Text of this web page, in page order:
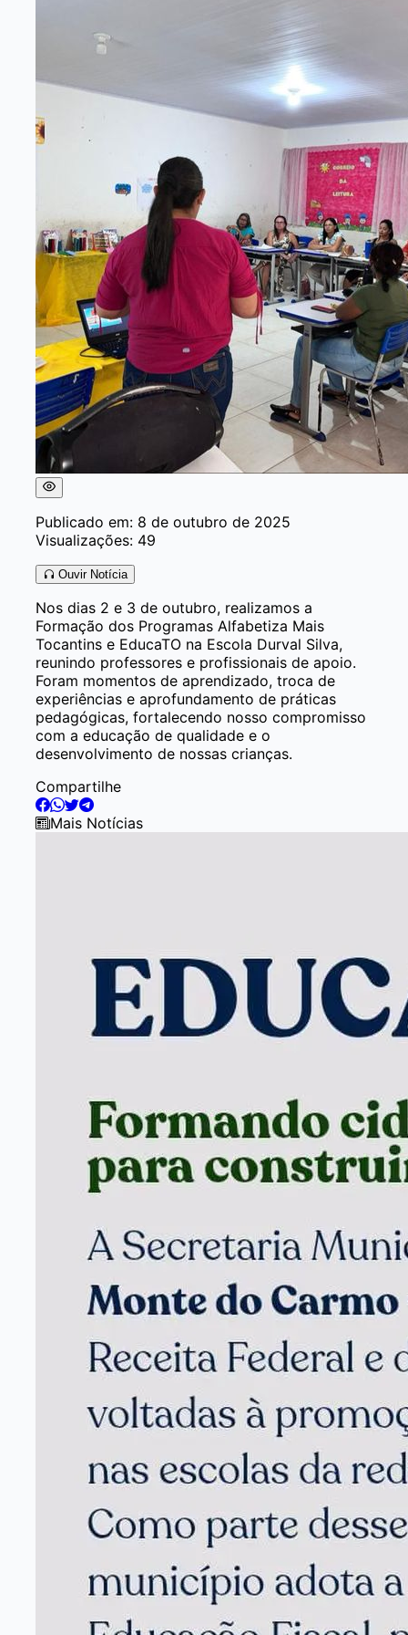
Publicado em: 8 de outubro de 2025
Visualizações: 49
Ouvir Notícia
Nos dias 2 e 3 de outubro, realizamos a
Formação dos Programas Alfabetiza Mais
Tocantins e EducaTO na Escola Durval Silva,
reunindo professores e profissionais de apoio.
Foram momentos de aprendizado, troca de
experiências e aprofundamento de práticas
pedagógicas, fortalecendo nosso compromisso
com a educação de qualidade e o
desenvolvimento de nossas crianças.
Compartilhe
Mais Notícias